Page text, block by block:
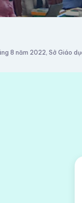
8 năm 2022, Sở Giáo